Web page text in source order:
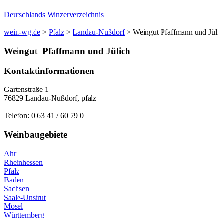
Deutschlands Winzerverzeichnis
wein-wg.de > Pfalz > Landau-Nußdorf> Weingut Pfaffmann und
Weingut Pfaffmann und Jülich
Kontaktinformationen
Gartenstraße 1
76829 Landau-Nußdorf, pfalz
Telefon: 0 63 41 / 60 79 0
Weinbaugebiete
Ahr
Rheinhessen
Pfalz
Baden
Sachsen
Saale-Unstrut
Mosel
Württemberg